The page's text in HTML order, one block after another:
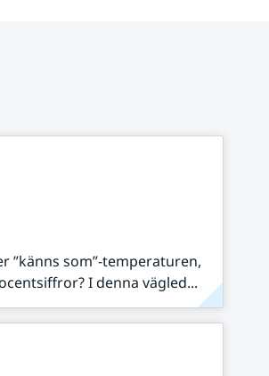
”känns som”-temperaturen,
I denna vägled...